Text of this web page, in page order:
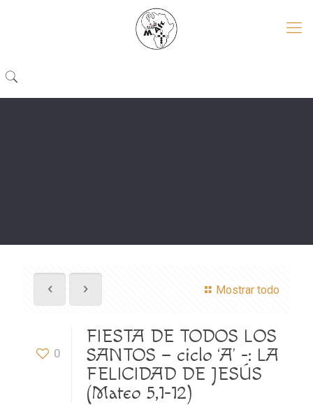
Mostrar todo
0
FIESTA DE TODOS LOS
SANTOS – ciclo ‘A’ -: LA
FELICIDAD DE JESÚS
(Mateo 5,1-12)